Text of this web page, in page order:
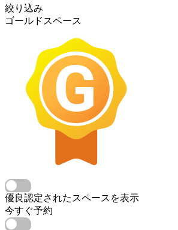
絞り込み
ゴールドスペース
優良認定されたスペースを表示
今すぐ予約